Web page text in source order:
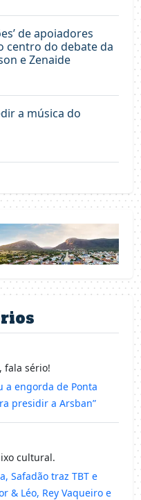
de apoiadores
centro do debate da
e Zenaide
a música do
fala sério!
a engorda de Ponta
presidir a Arsban”
cultural.
Safadão traz TBT e
& Léo, Rey Vaqueiro e